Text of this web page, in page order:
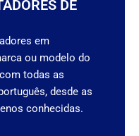
DE
em
ou modelo do
todas as
desde as
conhecidas.